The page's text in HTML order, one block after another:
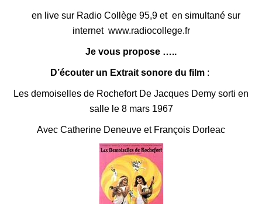
en live sur Radio Collège 95,9 et en simultané sur
internet www.radiocollege.fr
Je vous propose …..
D’écouter un Extrait sonore du film :
Les demoiselles de Rochefort De Jacques Demy sorti en
salle le 8 mars 1967
Avec Catherine Deneuve et François Dorleac